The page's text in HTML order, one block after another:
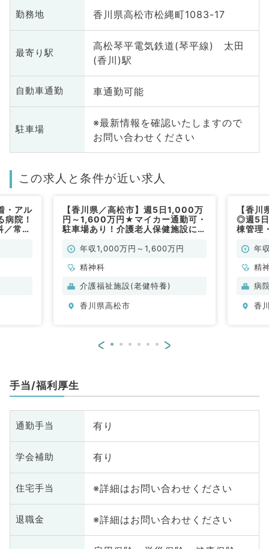
勤務地 香川県高松市松縄町1083-17
最寄り駅
高松琴平電気鉄道(琴平線) 太田
(香川)駅
自動車通勤 車通勤可能
駐車場
※最新情報を確認いたしますので
お問い合わせください
この求人と条件が近い求人
・アル
病院！
／常
【香川県／高松市】週5日1,000万
円～1,600万円★マイカー通勤可・
駐車場あり！介護老人保健施設にて
勤）年収1,000万円～1,600万円
精神科
介護福祉施設(老健特養)
香川県高松市
【香
◎週5
棟管理
年
精
病
香
< >
手当/福利厚生
通勤手当 有り
学会補助 有り
住宅手当 ※詳細はお問い合わせください
退職金 ※詳細はお問い合わせください